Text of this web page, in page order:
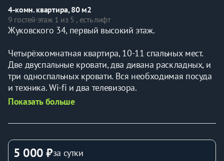
4-комн. квартира, 80 м2
9 гостей·этаж 1 из 5 , есть лифт
Жуковского 34, первый высокий этаж.
Четырёхкомнатная квартира, 10-11 спальных мест.
Две двуспальные кровати, два дивана раскладных, и
три односпальных кровати. Вся необходимая посуда
и техника. Wi-fi и два телевизора.
минутах от санаториев «Джинал», «Кругозор»,
Показать больше
5 000 ₽за сутки